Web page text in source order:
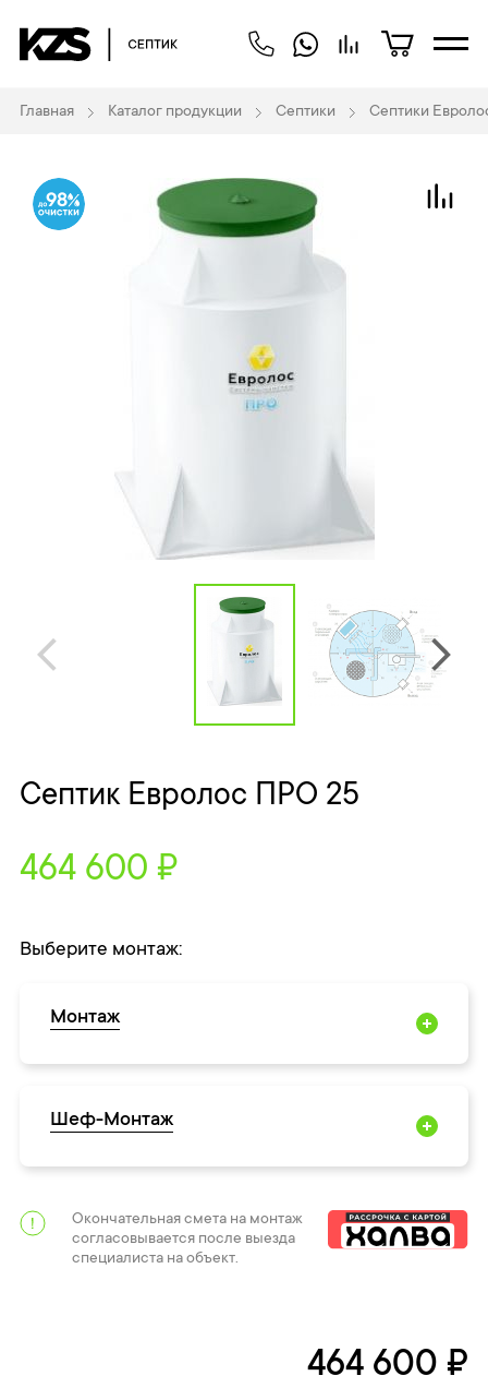
Главная Каталог продукции Септики Септики
98
Септик Евролос ПРО 25
464 600 ₽
Выберите монтаж:
Монтаж
Шеф-Монтаж
Окончательная смета на монтаж
согласовывается после выезда
специалиста на объект.
464 600 ₽